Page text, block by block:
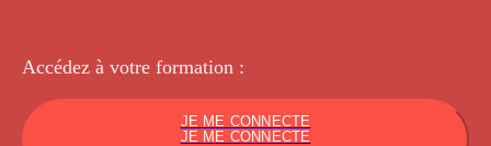
Accédez à votre formation :
JE ME CONNECTE
JE ME CONNECTE